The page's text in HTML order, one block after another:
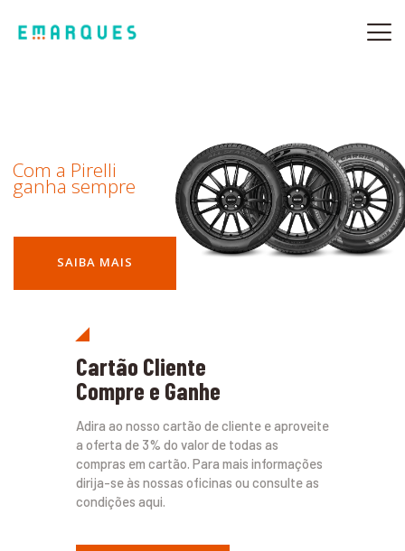
OFICINAS MULTIMARCA
TURBOS
AUTOMÓVEIS
CONTACTOS
Com a Pirelli
ganha sempre
SAIBA MAIS
Cartão Cliente
Compre e Ganhe
Adira ao nosso cartão de cliente e aproveite
a oferta de 3% do valor de todas as
compras em cartão. Para mais informações
dirija-se às nossas oficinas ou consulte as
condições aqui.